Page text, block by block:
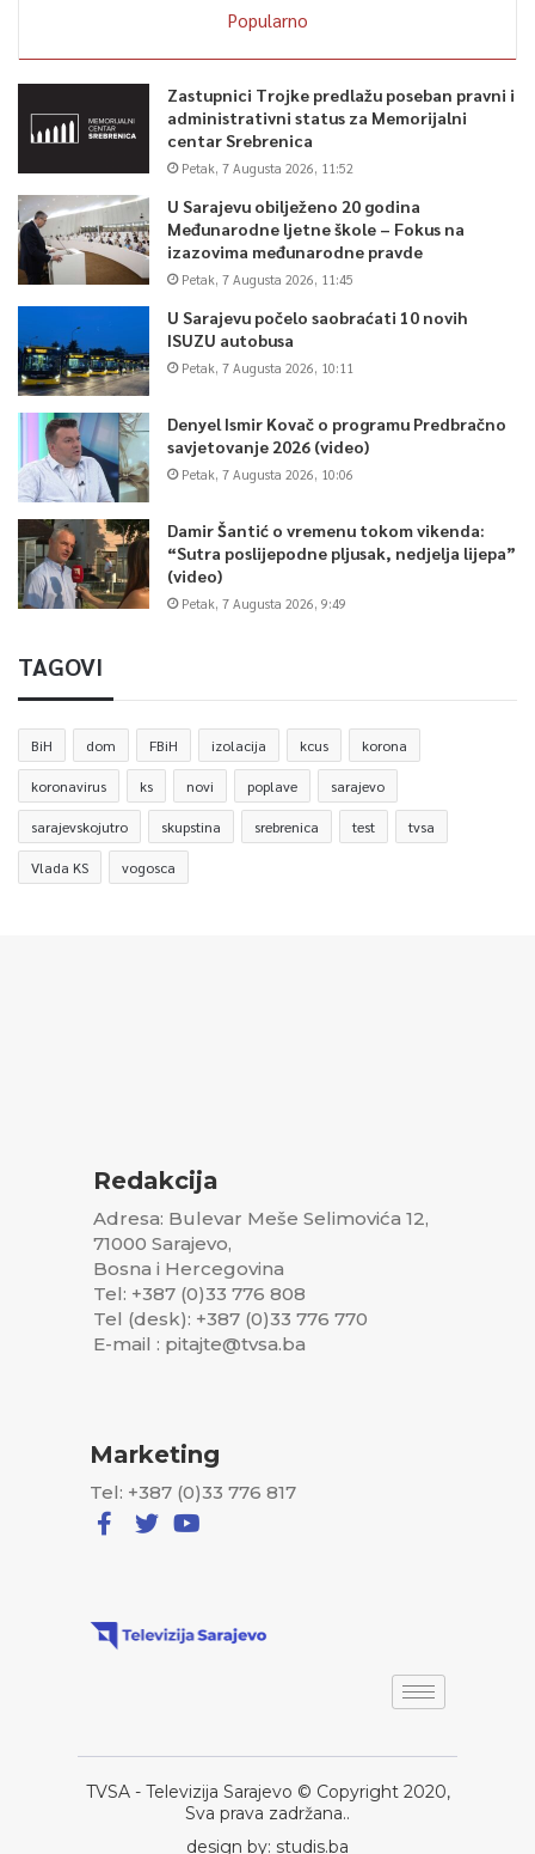
Popularno
Zastupnici Trojke predlažu poseban pravni i
administrativni status za Memorijalni
centar Srebrenica
Petak, 7 Augusta 2026, 11:52
U Sarajevu obilježeno 20 godina
Međunarodne ljetne škole – Fokus na
izazovima međunarodne pravde
Petak, 7 Augusta 2026, 11:45
U Sarajevu počelo saobraćati 10 novih
ISUZU autobusa
Petak, 7 Augusta 2026, 10:11
Denyel Ismir Kovač o programu Predbračno
savjetovanje 2026 (video)
Petak, 7 Augusta 2026, 10:06
Damir Šantić o vremenu tokom vikenda:
“Sutra poslijepodne pljusak, nedjelja lijepa”
(video)
Petak, 7 Augusta 2026, 9:49
TAGOVI
BiH dom FBiH izolacija kcus korona
koronavirus ks novi poplave sarajevo
sarajevskojutro skupstina srebrenica test tvsa
Vlada KS vogosca
Redakcija
Adresa: Bulevar Meše Selimovića 12,
71000 Sarajevo,
Bosna i Hercegovina
Tel: +387 (0)33 776 808
Tel (desk): +387 (0)33 776 770
E-mail : pitajte@tvsa.ba
Marketing
Tel: +387 (0)33 776 817
TVSA - Televizija Sarajevo © Copyright 2020,
Sva prava zadržana..
design by: studis.ba